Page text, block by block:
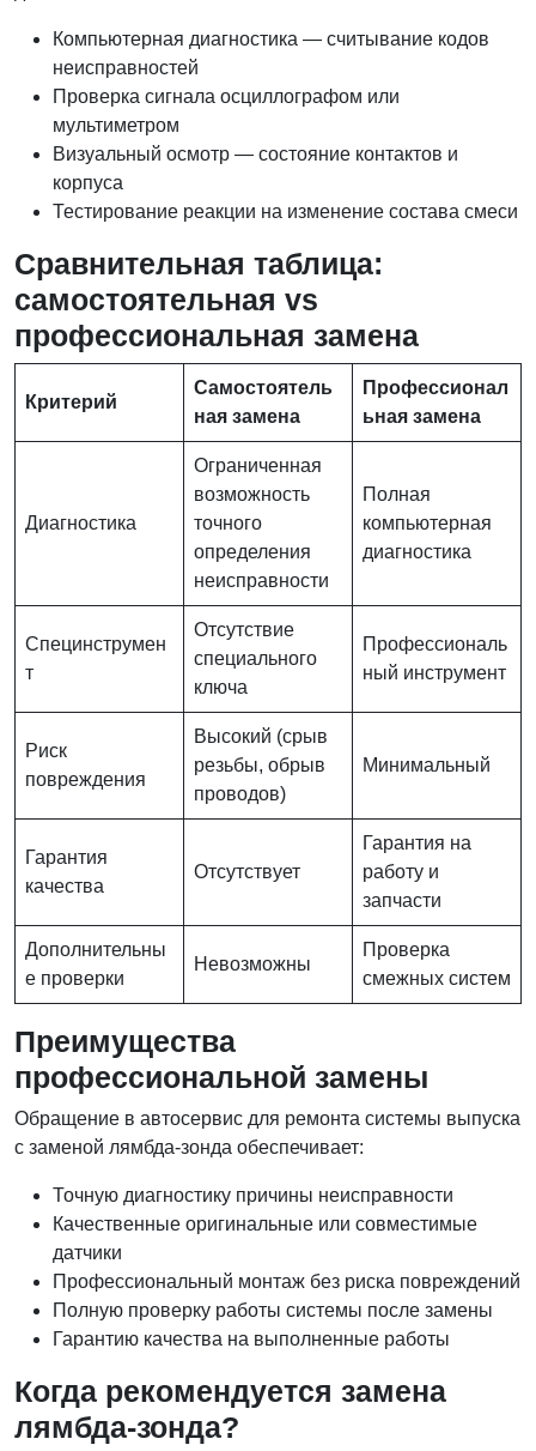
Компьютерная диагностика — считывание кодов
неисправностей
Проверка сигнала осциллографом или
мультиметром
Визуальный осмотр — состояние контактов и
корпуса
Тестирование реакции на изменение состава смеси
Сравнительная таблица:
самостоятельная vs
профессиональная замена
Критерий
Самостоятель
ная замена
Профессионал
ьная замена
Диагностика
Ограниченная
возможность
точного
определения
неисправности
Полная
компьютерная
диагностика
Специнструмен
т
Отсутствие
специального
ключа
Профессиональ
ный инструмент
Риск
повреждения
Высокий (срыв
резьбы, обрыв
проводов)
Минимальный
Гарантия
качества
Отсутствует
Гарантия на
работу и
запчасти
Дополнительны
е проверки
Невозможны
Проверка
смежных систем
Преимущества
профессиональной замены
Обращение в автосервис для ремонта системы выпуска
с заменой лямбда-зонда обеспечивает:
Точную диагностику причины неисправности
Качественные оригинальные или совместимые
датчики
Профессиональный монтаж без риска повреждений
Полную проверку работы системы после замены
Гарантию качества на выполненные работы
Когда рекомендуется замена
лямбда-зонда?